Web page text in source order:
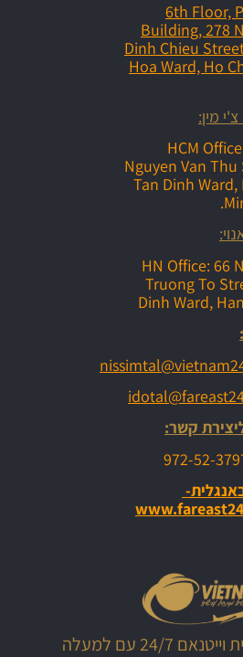
6th Floor,
Building, 278
Dinh Chieu
Hoa Ward, Ho
מין:
HCM
Nguyen Van Thu
Tan Dinh Ward,
HN Office: 66
Truong To
Dinh Ward,
קשר:
סוכנות נסיעות ישראלית וייטנאם 24/7 עם למעלה